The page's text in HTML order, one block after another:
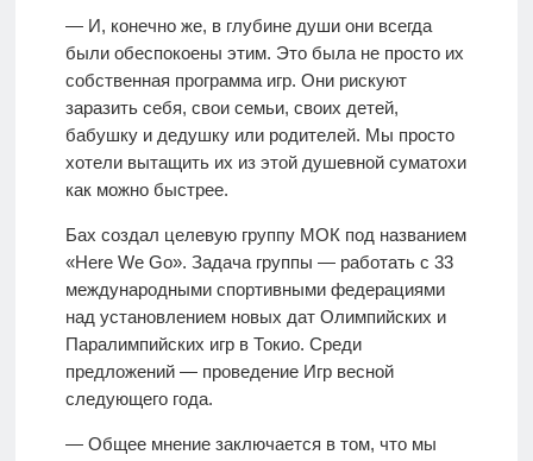
— И, конечно же, в глубине души они всегда
были обеспокоены этим. Это была не просто их
собственная программа игр. Они рискуют
заразить себя, свои семьи, своих детей,
бабушку и дедушку или родителей. Мы просто
хотели вытащить их из этой душевной суматохи
как можно быстрее.
Бах создал целевую группу МОК под названием
«Here We Go». Задача группы — работать с 33
международными спортивными федерациями
над установлением новых дат Олимпийских и
Паралимпийских игр в Токио. Среди
предложений — проведение Игр весной
следующего года.
— Общее мнение заключается в том, что мы